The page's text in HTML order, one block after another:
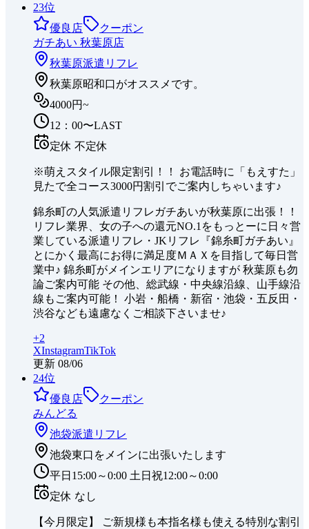
23位
優良店
クーポン
ガチあい 秋葉原店
秋葉原派遣リフレ
秋葉原昭和口がオススメです。
4000円~
12：00〜LAST
定休 不定休
※萌えスタイル限定割引！！ お電話時に「もえすた」
見たで全コース3000円割引でご案内しちゃいます♪
錦糸町の人気派遣リフレガチあいが秋葉原に出張！！
リフレ業界、女の子への還元NO.1をもっとーに日々営
業している派遣リフレ・JKリフレ『錦糸町ガチあい』
とにかく最高にお得に満足度ＭＡＸを目指して毎日営
業中♪ 錦糸町がメインエリアになりますが 秋葉原も勿
論ご案内可能 その他、総武線・中央線沿線、山手線沿
線もご案内可能！ 小岩・船橋・新宿・池袋・五反田・
渋谷なども遠慮なくご相談下さいませ♪
+2
XInstagramTikTok
更新 08/06
24位
優良店
クーポン
みんどる
池袋派遣リフレ
池袋東口をメインに出張いたします
平日15:00～0:00 土日祝12:00～0:00
定休 なし
【今月限定】 ご新規様も本指名様も使える特別な割引